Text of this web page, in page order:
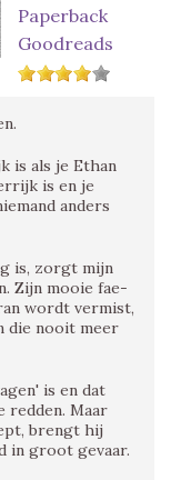
Paperback
Goodreads
is als je Ethan
is en je
anders
is, zorgt mijn
Zijn mooie fae-
wordt vermist,
die nooit meer
is en dat
redden. Maar
brengt hij
in groot gevaar.